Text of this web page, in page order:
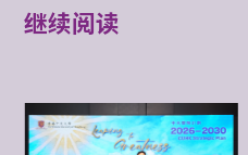
继续阅读